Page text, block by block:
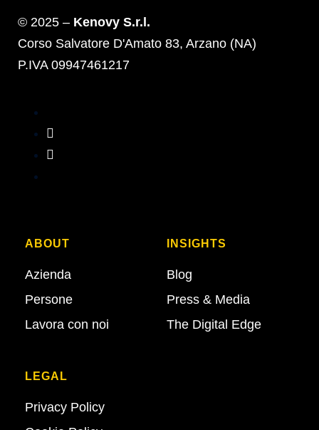
© 2025 – Kenovy S.r.l.
Corso Salvatore D'Amato 83, Arzano (NA)
P.IVA 09947461217
ABOUT
Azienda
Persone
Lavora con noi
INSIGHTS
Blog
Press & Media
The Digital Edge
LEGAL
Privacy Policy